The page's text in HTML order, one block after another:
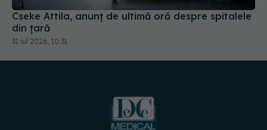
31 iul 2026, 10:31
URMĂREȘTE-NE PE: